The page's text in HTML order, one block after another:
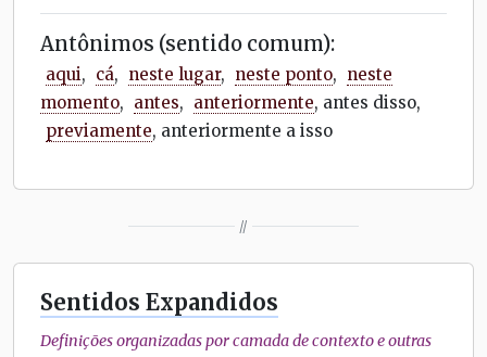
Antônimos (sentido comum):
aqui, cá, neste lugar, neste ponto, neste
momento, antes, anteriormente, antes disso,
previamente, anteriormente a isso
//
Sentidos Expandidos
Definições organizadas por camada de contexto e outras